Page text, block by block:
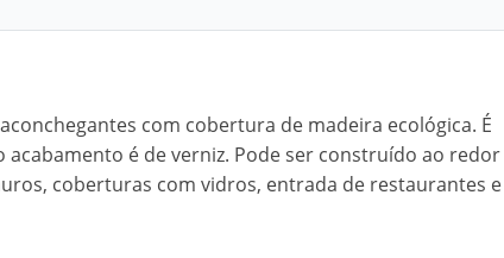
com cobertura de madeira ecológica. É
é de verniz. Pode ser construído ao
coberturas com vidros, entrada de restaurantes e